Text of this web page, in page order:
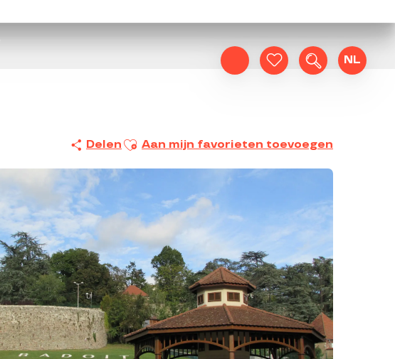
Zoek op
NL
Delen Ajouter aux favoris
Aan mijn favorieten toevoegen